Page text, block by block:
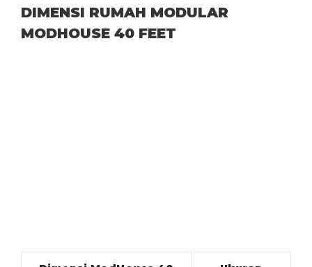
DIMENSI RUMAH MODULAR
MODHOUSE 40 FEET